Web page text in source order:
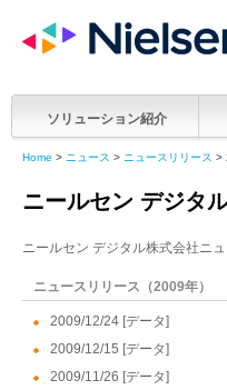
ソリューション紹介
Home > ニュース > ニュースリリース >
ニールセン デジタ
ニールセン デジタル株式会社ニ
ニュースリリース（2009年）
2009/12/24 [データ]
2009/12/15 [データ]
2009/11/26 [データ]